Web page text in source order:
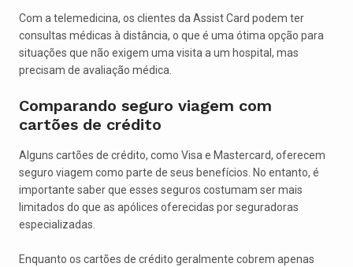
Com a telemedicina, os clientes da Assist Card podem ter
consultas médicas à distância, o que é uma ótima opção para
situações que não exigem uma visita a um hospital, mas
precisam de avaliação médica.
Comparando seguro viagem com
cartões de crédito
Alguns cartões de crédito, como Visa e Mastercard, oferecem
seguro viagem como parte de seus benefícios. No entanto, é
importante saber que esses seguros costumam ser mais
limitados do que as apólices oferecidas por seguradoras
especializadas.
Enquanto os cartões de crédito geralmente cobrem apenas